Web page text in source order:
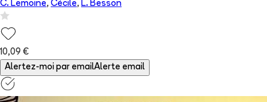
C. Lemoine, Cécile, L. Besson
10,09 €
Alertez-moi par emailAlerte email